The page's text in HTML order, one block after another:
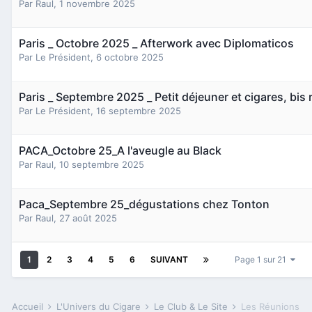
Par Raul 1 novembre 2025
Paris _ Octobre 2025 _ Afterwork avec Diplomaticos
Par Le Président, 6 octobre 2025
Paris _ Septembre 2025 _ Petit déjeuner et cigares, bis
Par Le Président 16 septembre 2025
PACA_Octobre 25_A l'aveugle au Black
Par Raul, 10 septembre 2025
Paca_Septembre 25_dégustations chez Tonton
Par Raul 27 août 2025
1 2 3 4 5 6 SUIVANT Page 1 sur 21
Accueil L'Univers du Cigare Le Club & Le Site Les Réunions